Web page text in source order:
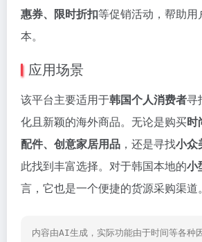
惠券、限时折扣等促销活动，帮助
本。
应用场景
该平台主要适用于韩国个人消费者寻
化且新颖的海外商品。无论是购买时
配件、创意家居用品 ，还是寻找小众
此找到丰富选择。对于韩国本地的小
言，它也是一个便捷的货源采购渠道。
内容由AI生成，实际功能由于时间等各种